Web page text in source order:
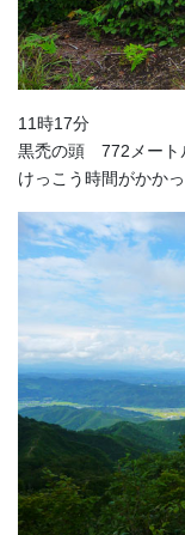
11時17分
黒禿の頭 772メート
けっこう時間がかかっ